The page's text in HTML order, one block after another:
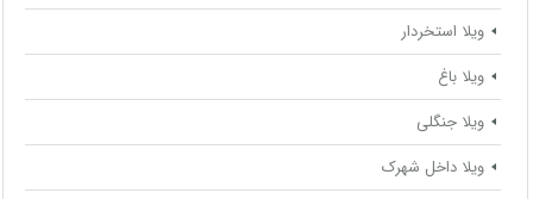
ویلا استخردار
ویلا باغ
ویلا جنگلی
ویلا داخل شهرک